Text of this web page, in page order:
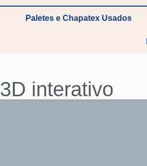
Paletes e Chapatex Usados
3D interativo